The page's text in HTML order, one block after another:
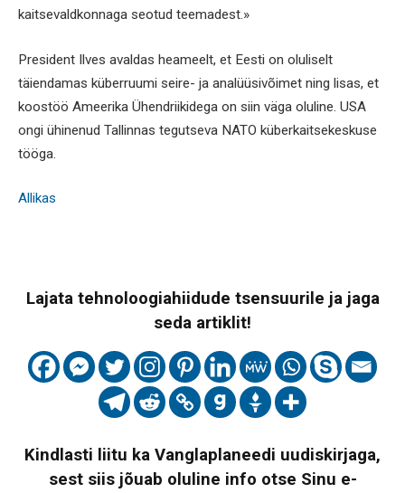
kaitsevaldkonnaga seotud teemadest.»
President Ilves avaldas heameelt, et Eesti on oluliselt
täiendamas küberruumi seire- ja analüüsivõimet ning lisas, et
koostöö Ameerika Ühendriikidega on siin väga oluline. USA
ongi ühinenud Tallinnas tegutseva NATO küberkaitsekeskuse
tööga.
Allikas
Lajata tehnoloogiahiidude tsensuurile ja jaga
seda artiklit!
Kindlasti liitu ka Vanglaplaneedi uudiskirjaga,
sest siis jõuab oluline info otse Sinu e-